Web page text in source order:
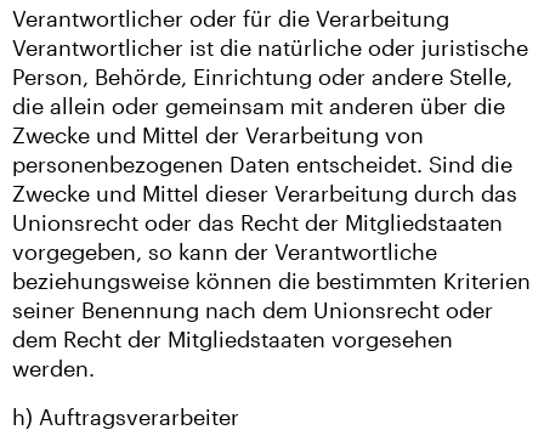
Verantwortlicher oder für die Verarbeitung
Verantwortlicher ist die natürliche oder juristische
Person, Behörde, Einrichtung oder andere Stelle,
die allein oder gemeinsam mit anderen über die
Zwecke und Mittel der Verarbeitung von
personenbezogenen Daten entscheidet. Sind die
Zwecke und Mittel dieser Verarbeitung durch das
Unionsrecht oder das Recht der Mitgliedstaaten
vorgegeben, so kann der Verantwortliche
beziehungsweise können die bestimmten Kriterien
seiner Benennung nach dem Unionsrecht oder
dem Recht der Mitgliedstaaten vorgesehen
werden.
h) Auftragsverarbeiter